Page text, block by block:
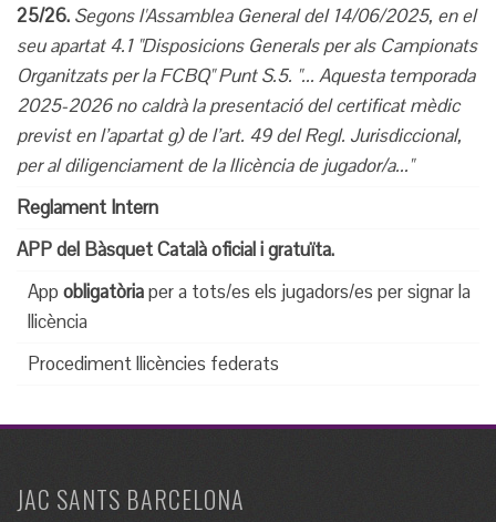
25/26. Segons l'Assamblea General del 14/06/2025, en el
seu apartat 4.1 "Disposicions Generals per als Campionats
Organitzats per la FCBQ" Punt S.5. "... Aquesta temporada
2025-2026 no caldrà la presentació del certificat mèdic
previst en l’apartat g) de l’art. 49del Regl. Jurisdiccional,
per al diligenciament de la llicència de jugador/a..."
Reglament Intern
APP del Bàsquet Català oficial i gratuïta.
App obligatòriaper a tots/es els jugadors/es per signar la
llicència
Procediment llicències federats
JAC SANTS BARCELONA